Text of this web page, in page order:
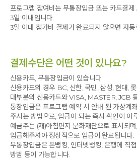
프로그램 참여비는 무통장입금 또는 카드결
3일 이내입니다.
3일 이내 참가비 결제가 완료되지 않으면 자동
결제수단은 어떤 것이 있나요?
신용카드, 무통장입금이 있습니다.
신용카드의 경우 BC, 신한, 국민, 삼성, 현대,
대부분의 신용카드와 VISA, MASTER, JCB
통장입금은 프로그램 예약 시 안내 된 가상계
주시는 방법으로, 입금이 되는 즉시 확인이 이
예금주는 (재)아침편지 문화재단으로 표시되
입금해주셔야 정상적으로 입금이 완료됩니다.
무통장입금은 폰뱅킹, 인터넷뱅킹, 은행에 직
방법 등이 가능합니다.